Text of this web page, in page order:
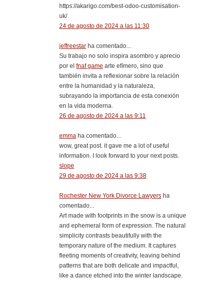
https://akarigo.com/best-odoo-customisation-
uk/
24 de agosto de 2024 a las 11:30
jeffreestar ha comentado...
Su trabajo no solo inspira asombro y aprecio
por el fnaf game arte efímero, sino que
también invita a reflexionar sobre la relación
entre la humanidad y la naturaleza,
subrayando la importancia de esta conexión
en la vida moderna.
26 de agosto de 2024 a las 9:11
emma ha comentado...
wow, great post. it gave me a lot of useful
information. I look forward to your next posts.
slope
29 de agosto de 2024 a las 9:38
Rochester New York Divorce Lawyers ha
comentado...
Art made with footprints in the snow is a unique
and ephemeral form of expression. The natural
simplicity contrasts beautifully with the
temporary nature of the medium. It captures
fleeting moments of creativity, leaving behind
patterns that are both delicate and impactful,
like a dance etched into the winter landscape.